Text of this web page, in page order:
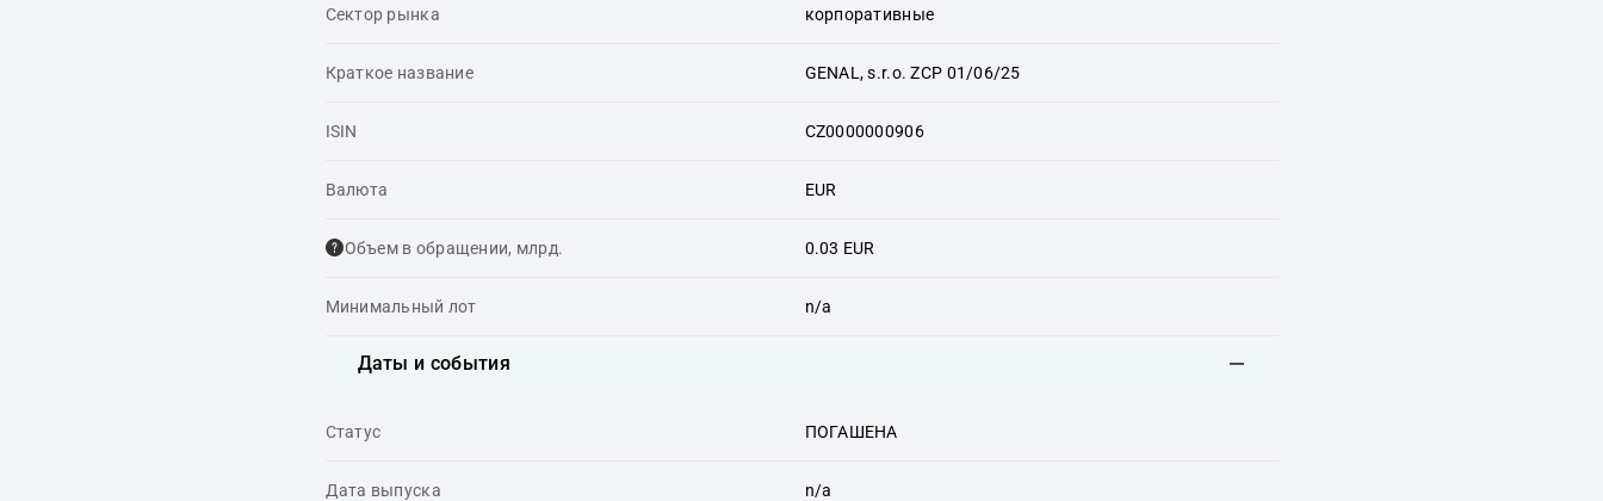
Сектор рынка корпоративные
Краткое название GENAL, s.r.o. ZCP 01/06/25
ISIN CZ0000000906
Валюта EUR
Объем в обращении, млрд. 0.03 EUR
Минимальный лот n/a
Даты и события
Статус ПОГАШЕНА
Дата выпуска n/a